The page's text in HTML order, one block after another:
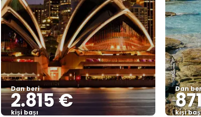
Dan beri
2.815 €
kişi başı
Dan
kişi